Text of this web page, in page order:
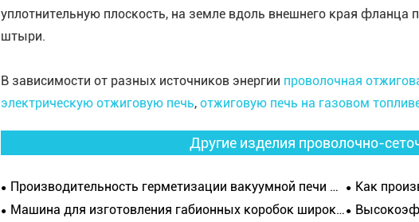
уплотнительную плоскость, на земле вдоль внешнего края
штыри.
В зависимости от разных источников энергии проволочная
электрическую отжиговую печь, отжиговую печь на газовом
Другие изделия проволочно-
Производительность герметизации вакуумной печи для отжига.
Как
Машина для изготовления габионных коробок широко используется в различных областях.